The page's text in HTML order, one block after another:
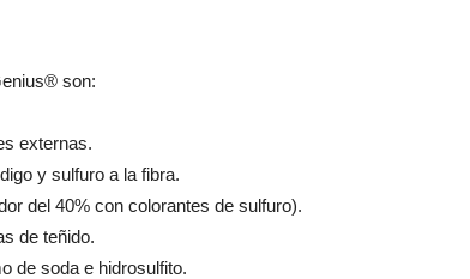
son:
externas.
y sulfuro a la fibra.
del 40% con colorantes de sulfuro).
de teñido.
de soda e hidrosulfito.